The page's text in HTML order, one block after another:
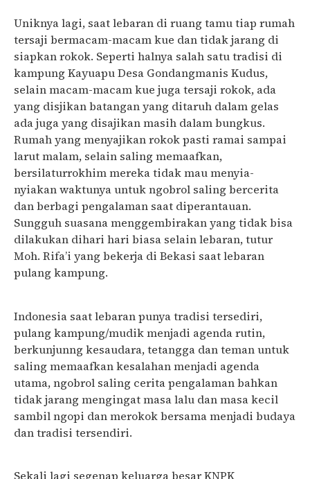
Uniknya lagi, saat lebaran di ruang tamu tiap rumah
tersaji bermacam-macam kue dan tidak jarang di
siapkan rokok. Seperti halnya salah satu tradisi di
kampung Kayuapu Desa Gondangmanis Kudus,
selain macam-macam kue juga tersaji rokok, ada
yang disjikan batangan yang ditaruh dalam gelas
ada juga yang disajikan masih dalam bungkus.
Rumah yang menyajikan rokok pasti ramai sampai
larut malam, selain saling memaafkan,
bersilaturrokhim mereka tidak mau menyia-
nyiakan waktunya untuk ngobrol saling bercerita
dan berbagi pengalaman saat diperantauan.
Sungguh suasana menggembirakan yang tidak bisa
dilakukan dihari hari biasa selain lebaran, tutur
Moh. Rifa’i yang bekerja di Bekasi saat lebaran
pulang kampung.
Indonesia saat lebaran punya tradisi tersediri,
pulang kampung/mudik menjadi agenda rutin,
berkunjunng kesaudara, tetangga dan teman untuk
saling memaafkan kesalahan menjadi agenda
utama, ngobrol saling cerita pengalaman bahkan
tidak jarang mengingat masa lalu dan masa kecil
sambil ngopi dan merokok bersama menjadi budaya
dan tradisi tersendiri.
Sekali lagi segenap keluarga besar KNPK